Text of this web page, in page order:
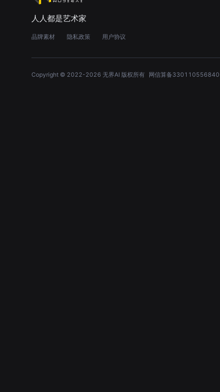
人人都是艺术家
品牌素材 隐私政策 用户协议
Copyright © 2022-2026 无界AI 版权所有 网信算备